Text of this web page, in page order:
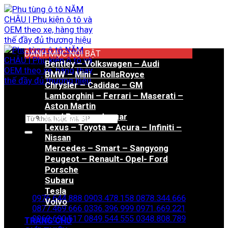
Bỏ
qua
nội
dung
Tìm
Hotline đặt hàng
0976.644.888 0903.478.158 0878.344.666
0877.469.666 0336.396.999 0971.669.221
0969.690.617 0849.544.555 0348.808.789
DANH MỤC NỔI BẬT
Bentley – Volkswagen – Audi
BMW – Mini – RollsRoyce
Chrysler – Cadidac – GM
Lamborghini – Ferrari – Maserati –
Aston Martin
Land Rover – Jaguar
Lexus – Toyota – Acura – Infiniti –
Nissan
Mercedes – Smart – Sangyong
Peugeot – Renault- Opel- Ford
Porsche
Subaru
Tesla
Volvo
TRANG CHỦ